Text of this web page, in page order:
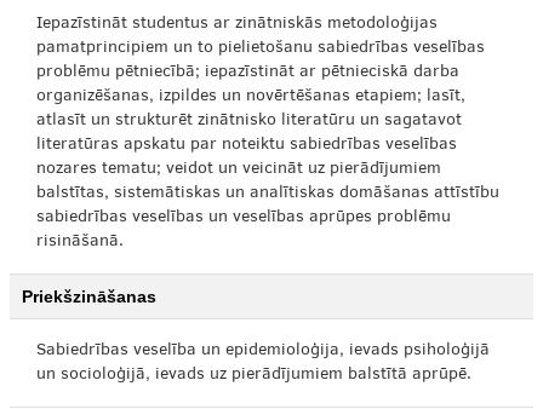
Iepazīstināt studentus ar zinātniskās metodoloģijas
pamatprincipiem un to pielietošanu sabiedrības veselības
problēmu pētniecībā; iepazīstināt ar pētnieciskā darba
organizēšanas, izpildes un novērtēšanas etapiem; lasīt,
atlasīt un strukturēt zinātnisko literatūru un sagatavot
literatūras apskatu par noteiktu sabiedrības veselības
nozares tematu; veidot un veicināt uz pierādījumiem
balstītas, sistemātiskas un analītiskas domāšanas attīstību
sabiedrības veselības un veselības aprūpes problēmu
risināšanā.
Priekšzināšanas
Sabiedrības veselība un epidemioloģija, ievads psiholoģijā
un socioloģijā, ievads uz pierādījumiem balstītā aprūpē.